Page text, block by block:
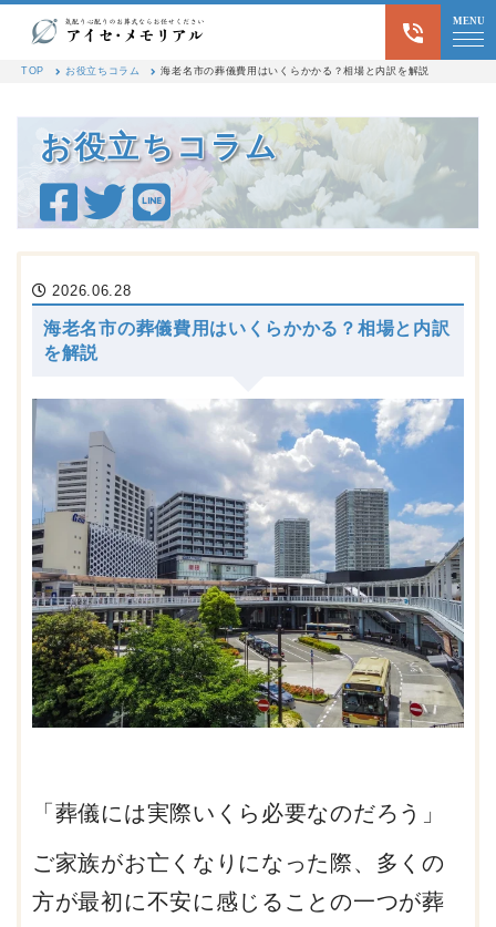
MENU
海老名市の葬儀費用はいく
TOP お役立ちコラム 海老名市の葬儀費用はいくらかかる？相場と内訳を解説
お役立ちコラム
2026.06.28
海老名市の葬儀費用はいくらかかる？相場と内訳
を解説
「葬儀には実際いくら必要なのだろう」
ご家族がお亡くなりになった際、多くの
方が最初に不安に感じることの一つが葬